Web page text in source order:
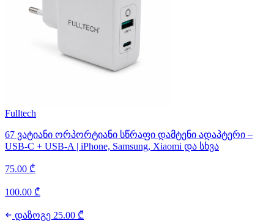
Fulltech
67 ვატიანი ორპორტიანი სწრაფი დამტენი ადაპტერი –
USB-C + USB-A | iPhone, Samsung, Xiaomi და სხვა
75.00 ₾
100.00 ₾
დაზოგე 25.00 ₾